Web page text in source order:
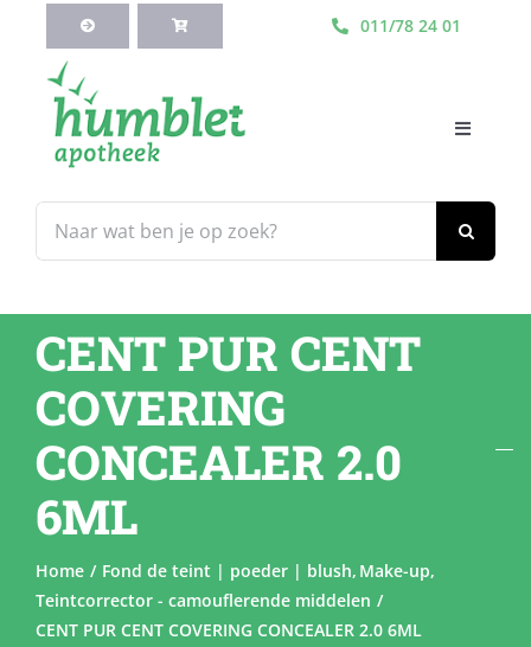
inhoud
011/78 24 01
naar:
Toggle
Webshop
Blog
Diensten
Contacteer Ons
CENT PUR CENT
COVERING
CONCEALER 2.0
6ML
Home Fond de teint | poeder | blush Make-up
Teintcorrector - camouflerende middelen
CENT PUR CENT COVERING CONCEALER 2.0 6ML